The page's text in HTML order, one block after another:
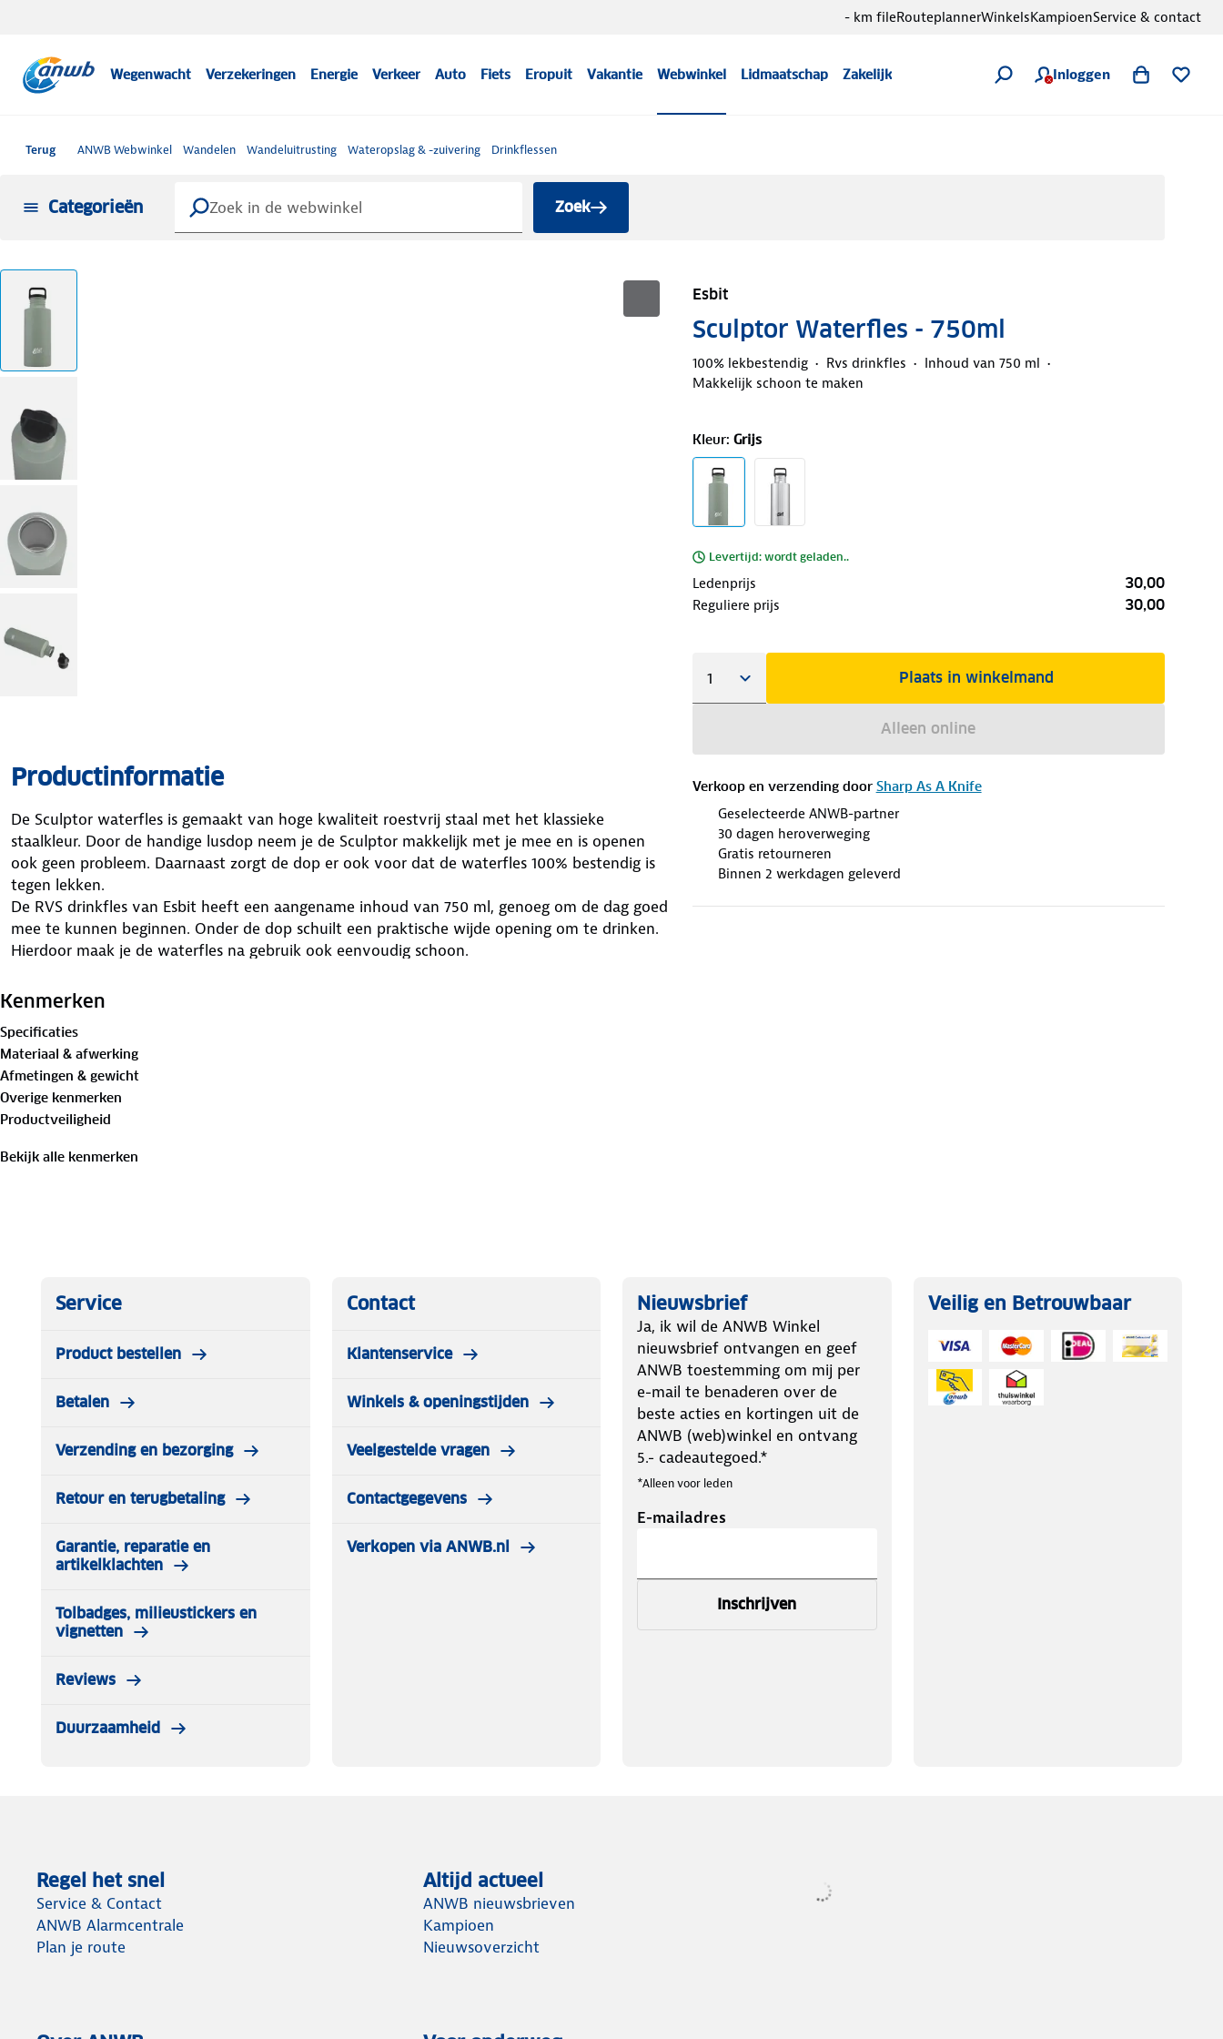
Wegenwacht Verzekeringen Energie Verkeer Auto Fiets Eropuit Vakantie Webwinkel Lidmaatschap Zakelijk Inloggen
- km fileRouteplannerWinkelsKampioenService & contact
Terug ANWB Webwinkel Wandelen Wandeluitrusting Wateropslag & -zuivering Drinkflessen
Categorieën Zoek
Esbit
Sculptor Waterfles - 750ml
100% lekbestendig Rvs drinkfles
Inhoud van 750 ml
Makkelijk schoon te maken
Kleur: Grijs
Levertijd: wordt geladen..
Ledenprijs 30,00
Reguliere prijs 30,00
Plaats in winkelmand
Alleen online
Verkoop en verzending door Sharp As A Knife
Geselecteerde ANWB-partner
30 dagen heroverweging
Gratis retourneren
Binnen 2 werkdagen geleverd
Productinformatie
De Sculptor waterfles is gemaakt van hoge kwaliteit roestvrij staal met het klassieke
staalkleur. Door de handige lusdop neem je de Sculptor makkelijk met je mee en is openen
ook geen probleem. Daarnaast zorgt de dop er ook voor dat de waterfles 100% bestendig is
tegen lekken.
De RVS drinkfles van Esbit heeft een aangename inhoud van 750 ml, genoeg om de dag goed
mee te kunnen beginnen. Onder de dop schuilt een praktische wijde opening om te drinken.
Hierdoor maak je de waterfles na gebruik ook eenvoudig schoon.
Kenmerken
Specificaties
Materiaal & afwerking
Afmetingen & gewicht
Overige kenmerken
Productveiligheid
Bekijk alle kenmerken
Service
Product bestellen
Betalen
Verzending en bezorging
Retour en terugbetaling
Garantie, reparatie en
artikelklachten
Tolbadges, milieustickers en
vignetten
Reviews
Duurzaamheid
Contact
Klantenservice
Winkels & openingstijden
Veelgestelde vragen
Contactgegevens
Verkopen via ANWB.nl
Nieuwsbrief
Ja, ik wil de ANWB Winkel
nieuwsbrief ontvangen en geef
ANWB toestemming om mij per
e-mail te benaderen over de
beste acties en kortingen uit de
ANWB (web)winkel en ontvang
5.- cadeautegoed.*
*Alleen voor leden
E-mailadres
Inschrijven
Veilig en Betrouwbaar
Regel het snel
Service & Contact
ANWB Alarmcentrale
Plan je route
Altijd actueel
ANWB nieuwsbrieven
Kampioen
Nieuwsoverzicht